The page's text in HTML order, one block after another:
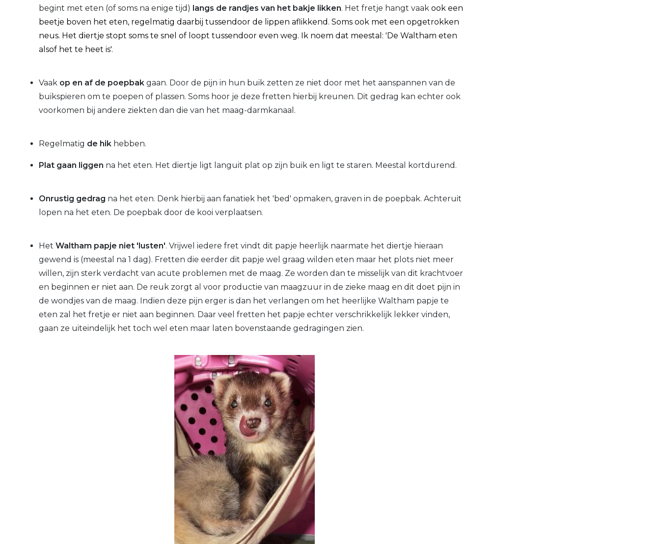
begint met eten (of soms na enige tijd) langs de randjes van het bakje likken. Het fretje hangt vaak ook een
beetje boven het eten, regelmatig daarbij tussendoor de lippen aflikkend. Soms ook met een opgetrokken
neus. Het diertje stopt soms te snel of loopt tussendoor even weg. Ik noem dat meestal: 'De Waltham eten
alsof het te heet is'.
Vaak op en af de poepbak gaan. Door de pijn in hun buik zetten ze niet door met het aanspannen van de
buikspieren om te poepen of plassen. Soms hoor je deze fretten hierbij kreunen. Dit gedrag kan echter ook
voorkomen bij andere ziekten dan die van het maag-darmkanaal.
Regelmatig de hik hebben.
Plat gaan liggen na het eten. Het diertje ligt languit plat op zijn buik en ligt te staren. Meestal kortdurend.
Onrustig gedrag na het eten. Denk hierbij aan fanatiek het 'bed' opmaken, graven in de poepbak. Achteruit
lopen na het eten. De poepbak door de kooi verplaatsen.
Het Waltham papje niet 'lusten'. Vrijwel iedere fret vindt dit papje heerlijk naarmate het diertje hieraan
gewend is (meestal na 1 dag). Fretten die eerder dit papje wel graag wilden eten maar het plots niet meer
willen, zijn sterk verdacht van acute problemen met de maag. Ze worden dan te misselijk van dit krachtvoer
en beginnen er niet aan. De reuk zorgt al voor productie van maagzuur in de zieke maag en dit doet pijn in
de wondjes van de maag. Indien deze pijn erger is dan het verlangen om het heerlijke Waltham papje te
eten zal het fretje er niet aan beginnen. Daar veel fretten het papje echter verschrikkelijk lekker vinden,
gaan ze uiteindelijk het toch wel eten maar laten bovenstaande gedragingen zien.